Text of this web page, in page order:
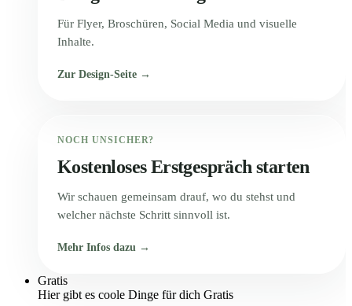
Für Flyer, Broschüren, Social Media und visuelle
Inhalte.
Zur Design-Seite →
NOCH UNSICHER?
Kostenloses Erstgespräch starten
Wir schauen gemeinsam drauf, wo du stehst und
welcher nächste Schritt sinnvoll ist.
Mehr Infos dazu →
Gratis
Hier gibt es coole Dinge für dich Gratis